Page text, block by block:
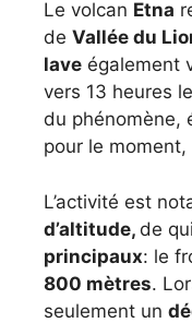
Le volcan Etna
de Vallée du
lave également
vers 13 heures le
du phénomène,
pour le moment,
L’activité est
d’altitude, de
principaux: le
800 mètres.
seulement un